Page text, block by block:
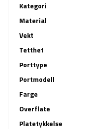
Kategori
Material
Vekt
Tetthet
Porttype
Portmodell
Farge
Overflate
Platetykkelse